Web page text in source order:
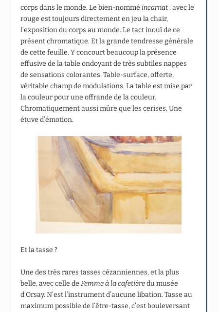
corps dans le monde. Le bien-nommé incarnat: avec le
rouge est toujours directement en jeu la chair,
l’exposition du corps au monde. Le tact inouï de ce
présent chromatique. Et la grande tendresse générale
de cette feuille. Y concourt beaucoup la présence
effusive de la table ondoyant de très subtiles nappes
de sensations colorantes. Table-surface, offerte,
véritable champ de modulations. La table est mise par
la couleur pour une offrande de la couleur.
Chromatiquement aussi mûre que les cerises. Une
étuve d’émotion.
Et la tasse ?
Une des très rares tasses cézanniennes, et la plus
belle, avec celle deFemme à la cafetièredu musée
d’Orsay. N’est l’instrument d’aucune libation. Tasse au
maximum possible de l’être-tasse, c’est bouleversant